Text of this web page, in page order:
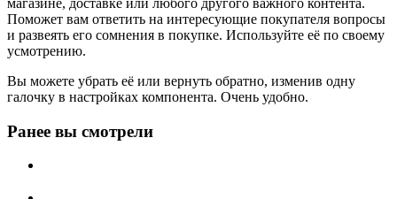
магазине, доставке или любого другого важного контента.
Поможет вам ответить на интересующие покупателя вопросы
и развеять его сомнения в покупке. Используйте её по своему
усмотрению.
Вы можете убрать её или вернуть обратно, изменив одну
галочку в настройках компонента. Очень удобно.
Ранее вы смотрели